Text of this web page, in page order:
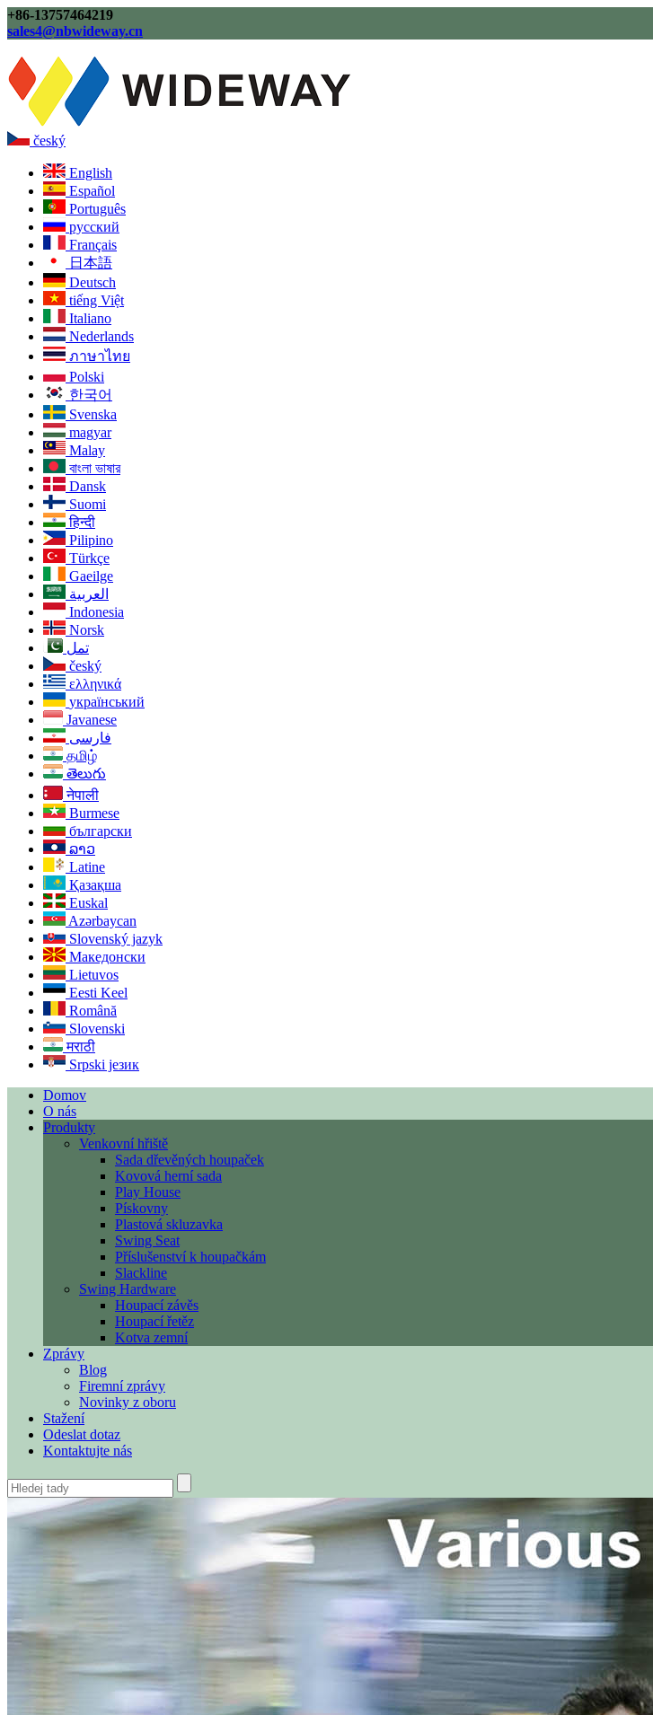
+86-13757464219
sales4@nbwideway.cn
český
English
Español
Português
русский
Français
日本語
Deutsch
tiếng Việt
Italiano
Nederlands
ภาษาไทย
Polski
한국어
Svenska
magyar
Malay
বাংলা ভাষার
Dansk
Suomi
हिन्दी
Pilipino
Türkçe
Gaeilge
العربية
Indonesia
Norsk‎
تمل
český
ελληνικά
український
Javanese
فارسی
தமிழ்
తెలుగు
नेपाली
Burmese
български
ລາວ
Latine
Қазақша
Euskal
Azərbaycan
Slovenský jazyk
Македонски
Lietuvos
Eesti Keel
Română
Slovenski
मराठी
Srpski језик
Domov
O nás
Produkty
Venkovní hřiště
Sada dřevěných houpaček
Kovová herní sada
Play House
Pískovny
Plastová skluzavka
Swing Seat
Příslušenství k houpačkám
Slackline
Swing Hardware
Houpací závěs
Houpací řetěz
Kotva zemní
Zprávy
Blog
Firemní zprávy
Novinky z oboru
Stažení
Odeslat dotaz
Kontaktujte nás